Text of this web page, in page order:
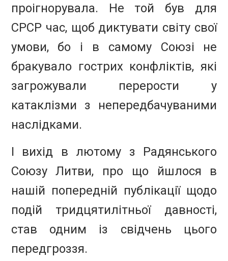
проігнорувала. Не той був для
СРСР час, щоб диктувати світу свої
умови, бо і в самому Союзі не
бракувало гострих конфліктів, які
загрожували перерости у
катаклізми з непередбачуваними
наслідками.
І вихід в лютому з Радянського
Союзу Литви, про що йшлося в
нашій попередній публікації щодо
подій тридцятилітньої давності,
став одним із свідчень цього
передгроззя.